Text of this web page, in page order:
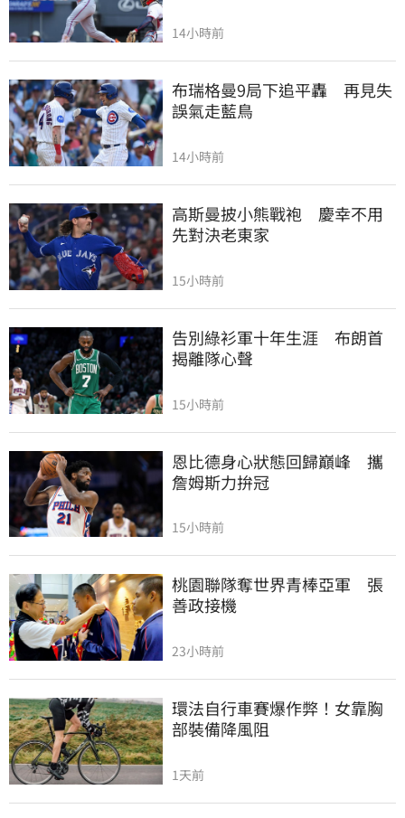
14小時前
布瑞格曼9局下追平轟　再見失
誤氣走藍鳥
14小時前
高斯曼披小熊戰袍　慶幸不用
先對決老東家
15小時前
告別綠衫軍十年生涯　布朗首
揭離隊心聲
15小時前
恩比德身心狀態回歸巔峰　攜
詹姆斯力拚冠
15小時前
桃園聯隊奪世界青棒亞軍　張
善政接機
23小時前
環法自行車賽爆作弊！女靠胸
部裝備降風阻
1天前